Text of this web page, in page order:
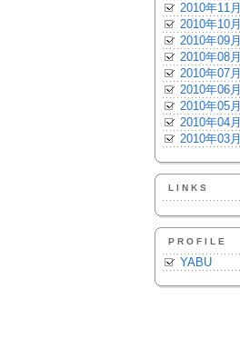
2010年11月
2010年10月
2010年09月
2010年08月
2010年07月
2010年06月
2010年05月
2010年04月
2010年03月
LINKS
PROFILE
YABU